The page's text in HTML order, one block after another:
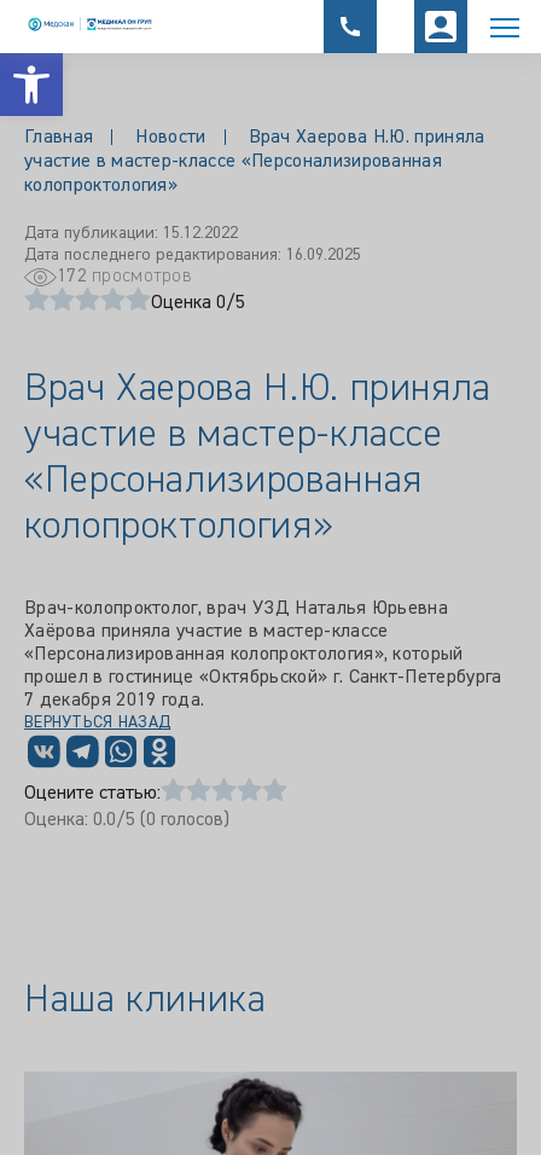
Открыть панель инструментов
Главная Новости
Врач Хаерова Н.Ю. приняла
участие в мастер-классе «Персонализированная
колопроктология»
Дата публикации: 15.12.2022
Дата последнего редактирования: 16.09.2025
172 просмотров
Оценка 0/5
Врач Хаерова Н.Ю. приняла
участие в мастер-классе
«Персонализированная
колопроктология»
Врач-колопроктолог, врач УЗД Наталья Юрьевна
Хаёрова приняла участие в мастер-классе
«Персонализированная колопроктология», который
прошел в гостинице «Октябрьской» г. Санкт-Петербурга
7 декабря 2019 года.
ВЕРНУТЬСЯ НАЗАД
Оцените статью:
Оценка: 0.0/5 (0 голосов)
Наша клиника